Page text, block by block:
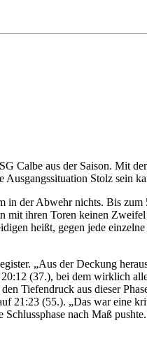
Calbe aus der Saison. Mit
Stolz sein
der Abwehr nichts. Bis zum
ihren Toren keinen
heißt, gegen jede
„Aus der Deckung
(37.), bei dem wirklich
Tiefendruck aus dieser
(55.). „Das war eine
nach Maß